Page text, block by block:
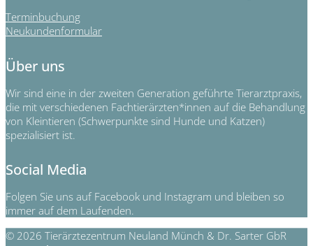
Terminbuchung
Neukundenformular
Über uns
Wir sind eine in der zweiten Generation geführte Tierarztpraxis,
die mit verschiedenen Fachtierärzten*innen auf die Behandlung
von Kleintieren (Schwerpunkte sind Hunde und Katzen)
spezialisiert ist.
Social Media
Folgen Sie uns auf Facebook und Instagram und bleiben so
immer auf dem Laufenden.
© 2026 Tierärztezentrum Neuland Münch & Dr. Sarter GbR